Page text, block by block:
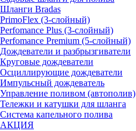
Шланги Bradas
PrimoFlex (3-слойный)
Perfomance Plus (3-слойный)
Perfomance Premium (5-слойный)
Дождеватели и разбрызгиватели
Круговые дождеватели
Осциллирующие дождеватели
Импульсный дождеватель
Управление поливом (автополив)
Тележки и катушки для шланга
Система капельного полива
АКЦИЯ